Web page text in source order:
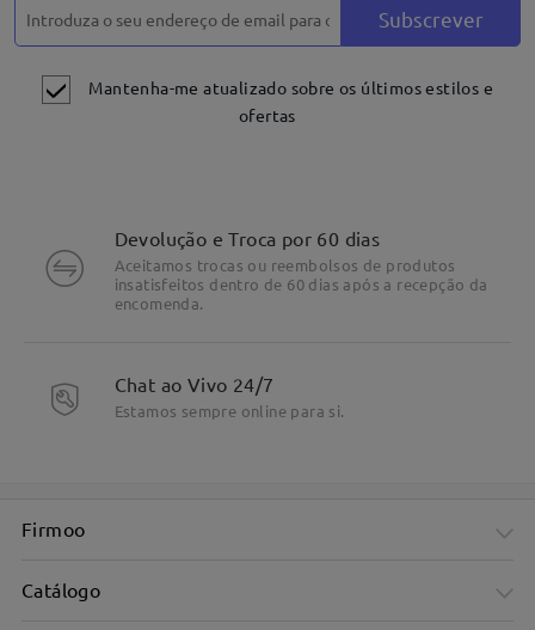
Subscrever
Mantenha-me atualizado sobre os últimos estilos e
ofertas
Devolução e Troca por 60 dias
Aceitamos trocas ou reembolsos de produtos
insatisfeitos dentro de 60 dias após a recepção da
encomenda.
Chat ao Vivo 24/7
Estamos sempre online para si.
Firmoo
Catálogo